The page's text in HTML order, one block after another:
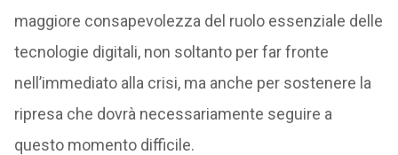
maggiore consapevolezza del ruolo essenziale delle
tecnologie digitali, non soltanto per far fronte
nell’immediato alla crisi, ma anche per sostenere la
ripresa che dovrà necessariamente seguire a
questo momento difficile.